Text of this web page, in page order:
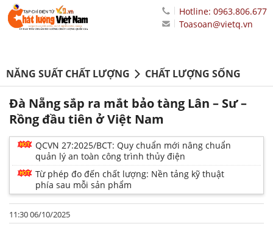
Hotline: 0963.806.677
Toasoan@vietq.vn
NĂNG SUẤT CHẤT LƯỢNG CHẤT LƯỢNG SỐNG
Đà Nẵng sắp ra mắt bảo tàng Lân – Sư –
Rồng đầu tiên ở Việt Nam
QCVN 27:2025/BCT: Quy chuẩn mới nâng chuẩn
quản lý an toàn công trình thủy điện
Từ phép đo đến chất lượng: Nền tảng kỹ thuật
phía sau mỗi sản phẩm
11:30 06/10/2025